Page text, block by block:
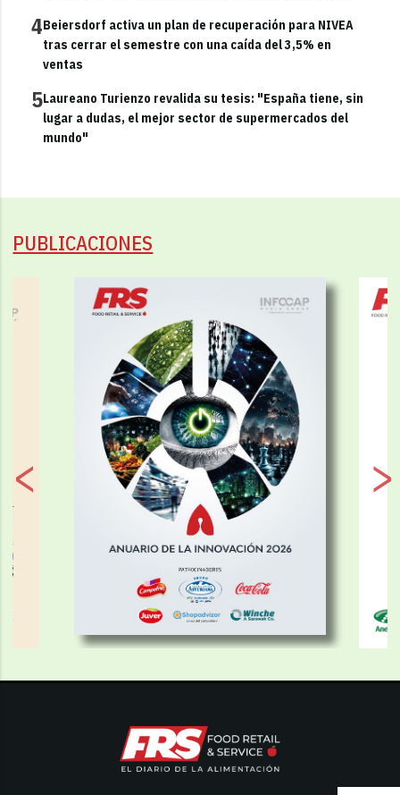
4Beiersdorf activa un plan de recuperación para NIVEA
tras cerrar el semestre con una caída del 3,5% en
ventas
5Laureano Turienzo revalida su tesis: "España tiene, sin
lugar a dudas, el mejor sector de supermercados del
mundo"
PUBLICACIONES